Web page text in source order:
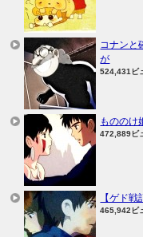
コナンと
が
524,431ビ
もののけ
472,889ビ
【ゲド
465,942ビ